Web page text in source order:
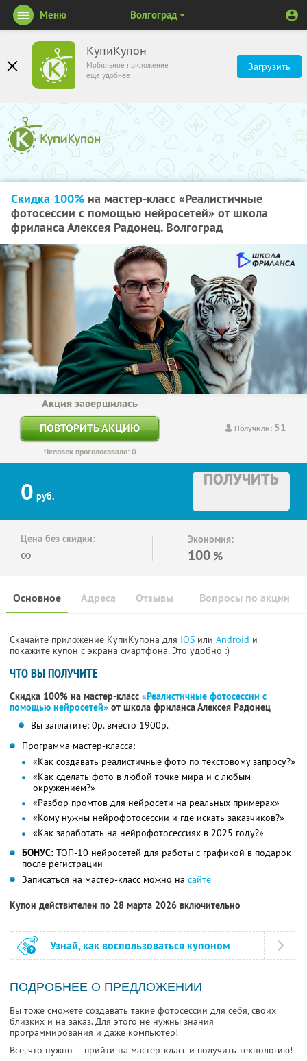
КупиКупон
Мобильное приложение
ещё удобнее
Загрузить
Меню Волгоград
Скидка 100% на мастер-класс «Реалистичные
фотосессии с помощью нейросетей» от школа
фриланса Алексея Радонец. Волгоград
Получили: 51
Акция завершилась
ПОВТОРИТЬ АКЦИЮ
Человек проголосовало: 0
0 руб.
ПОЛУЧИТЬ
Цена без скидки:
∞
Экономия:
100 %
Основное Отзывы Вопросы по акции
Адреса
Скачайте приложение КупиКупона для IOS или Android и
покажите купон с экрана смартфона. Это удобно :)
ЧТО ВЫ ПОЛУЧИТЕ
Скидка 100% на мастер-класс «Реалистичные фотосессии с
помощью нейросетей» от школа фриланса Алексея Радонец
Вы заплатите: 0р. вместо 1900р.
Программа мастер-класса:
«Как создавать реалистичные фото по текстовому запросу?»
«Как сделать фото в любой точке мира и с любым
окружением?»
«Разбор промтов для нейросети на реальных примерах»
«Кому нужны нейрофотосессии и где искать заказчиков?»
«Как заработать на нейрофотосессиях в 2025 году?»
БОНУС: ТОП-10 нейросетей для работы с графикой в подарок
после регистрации
Записаться на мастер-класс можно на сайте
Купон действителен по 28 марта 2026 включительно
Узнай, как воспользоваться купоном
ПОДРОБНЕЕ О ПРЕДЛОЖЕНИИ
Вы тоже сможете создавать такие фотосессии для себя, своих
близких и на заказ. Для этого не нужны знания
программирования и даже компьютер!
Все, что нужно — прийти на мастер-класс и получить технологию!